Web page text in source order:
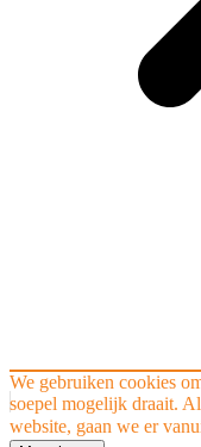
Bel ons
Mail ons
We gebruiken cookies
soepel mogelijk draait.
website, gaan we er